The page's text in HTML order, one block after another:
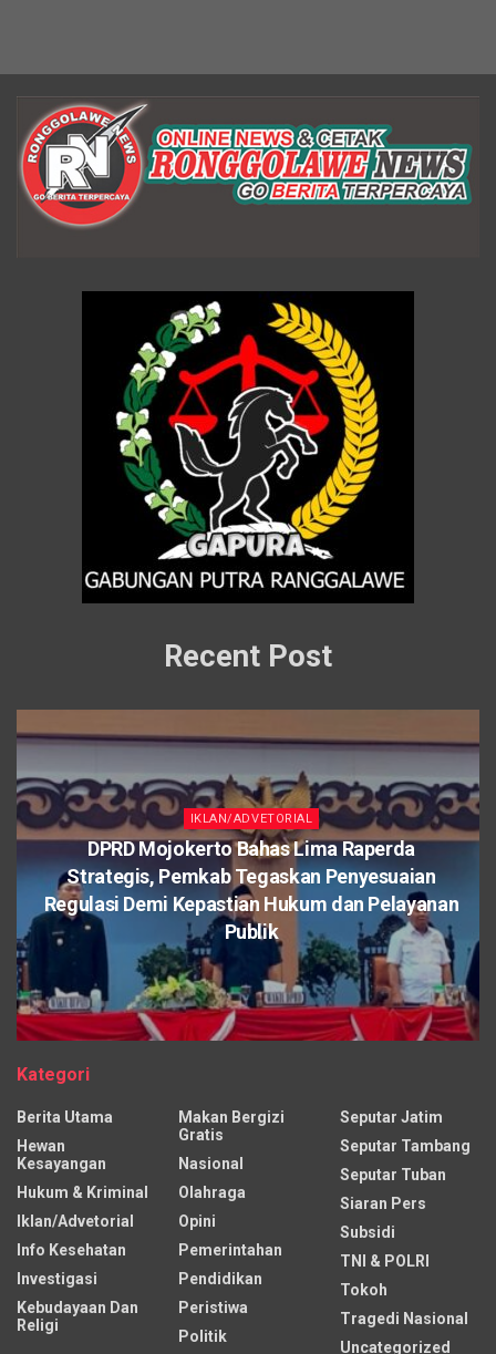
Recent Post
IKLAN/ADVETORIAL
DPRD Mojokerto Bahas Lima Raperda
Strategis, Pemkab Tegaskan Penyesuaian
Regulasi Demi Kepastian Hukum dan Pelayanan
Publik
Kategori
Berita Utama
Hewan
Kesayangan
Hukum & Kriminal
Iklan/Advetorial
Info Kesehatan
Investigasi
Kebudayaan Dan
Religi
Makan Bergizi
Gratis
Nasional
Olahraga
Opini
Pemerintahan
Pendidikan
Peristiwa
Politik
Seputar Jatim
Seputar Tambang
Seputar Tuban
Siaran Pers
Subsidi
TNI & POLRI
Tokoh
Tragedi Nasional
Uncategorized